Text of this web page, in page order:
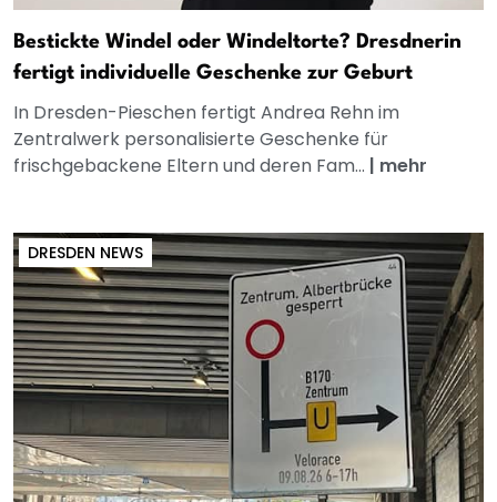
Bestickte Windel oder Windeltorte? Dresdnerin
fertigt individuelle Geschenke zur Geburt
In Dresden-Pieschen fertigt Andrea Rehn im
Zentralwerk personalisierte Geschenke für
frischgebackene Eltern und deren Fam... | mehr
DRESDEN NEWS